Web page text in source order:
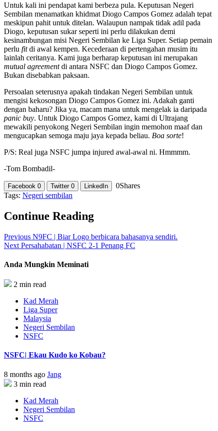
Untuk kali ini pendapat kami berbeza pula. Keputusan Negeri
Sembilan menamatkan khidmat Diogo Campos Gomez adalah tepat
meskipun pahit untuk ditelan. Walaupun nampak tidak adil pada
Diogo, keputusan sukar seperti ini perlu dilakukan demi
kesinambungan misi Negeri Sembilan ke Liga Super. Setiap pemain
perlu fitdi awal kempen. Kecederaan di pertengahan musim itu
lainlah ceritanya. Kami juga berharap keputusan ini merupakan
mutual agreementdi antara NSFC dan Diogo Campos Gomez.
Bukan disebabkan paksaan.
Persoalan seterusnya apakah tindakan Negeri Sembilan untuk
mengisi kekosongan Diogo Campos Gomez ini. Adakah ganti
dengan baharu? Jika ya, macam mana untuk mengelak ia daripada
panic buy. Untuk Diogo Campos Gomez, kami di Ultrajang
mewakili penyokong Negeri Sembilan ingin memohon maaf dan
mengucapkan semoga maju jaya kepada beliau. Boa sorte!
P/S: Real juga NSFC jumpa injured awal-awal ni. Hmmmm.
-Tom Bombadil-
Facebook 0 Twitter 0 LinkedIn 0Shares
Tags: Negeri sembilan
Continue Reading
Previous N9FC | Biar Logo berbicara bahasanya sendiri.
Next Persahabatan | NSFC 2-1 Penang FC
Anda Mungkin Meminati
2 min read
Kad Merah
Liga Super
Malaysia
Negeri Sembilan
NSFC
NSFC| Ekau Kudo ko Kobau?
8 months ago Jang
3 min read
Kad Merah
Negeri Sembilan
NSFC